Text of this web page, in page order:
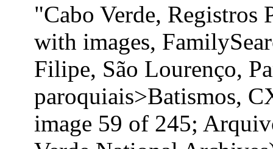
"Cabo Verde, Registros
with images,
Filipe, São Lourenço,
paroquiais>Batismos,
image 59 of 245;